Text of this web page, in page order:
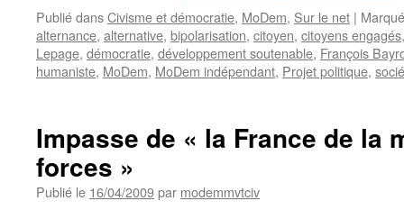
Publié dansCivisme et démocratie, MoDem, Sur le net |
alternance, alternative, bipolarisation, citoyen, citoyens engagés
Lepage, démocratie, développement soutenable, François
humaniste, MoDem, MoDem indépendant, Projet politique,
Impasse de « la France de la
forces »
Publié le 16/04/2009par modemmvtciv